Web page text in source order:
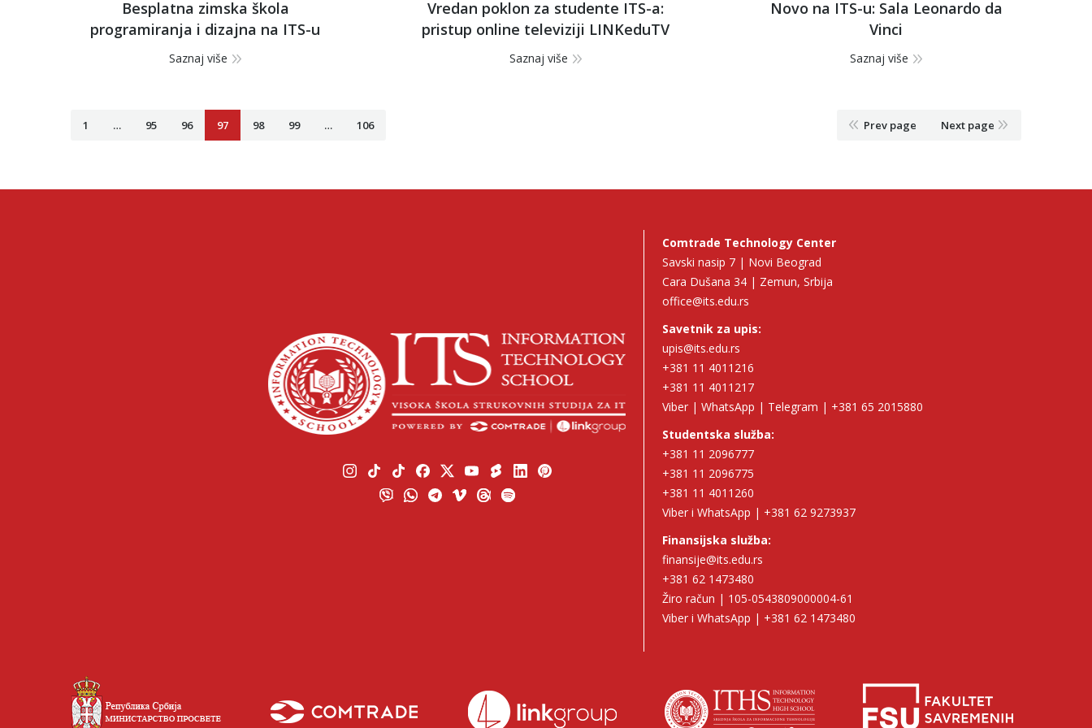
Besplatna zimska škola
programiranja i dizajna na ITS-u
Saznaj više
Vredan poklon za studente ITS-a:
pristup online televiziji LINKeduTV
Saznaj više
Novo na ITS-u: Sala Leonardo da
Vinci
Saznaj više
1 … 95 96 97 98 99 … 106 Prev page Next page
Comtrade Technology Center
Savski nasip 7 | Novi Beograd
Cara Dušana 34 | Zemun, Srbija
office@its.edu.rs
Savetnik za upis:
upis@its.edu.rs
+381 11 4011216
+381 11 4011217
Viber | WhatsApp | Telegram | +381 65 2015880
Studentska služba:
+381 11 2096777
+381 11 2096775
+381 11 4011260
Viber i WhatsApp | +381 62 9273937
Finansijska služba:
finansije@its.edu.rs
+381 62 1473480
Žiro račun | 105-0543809000004-61
Viber i WhatsApp | +381 62 1473480